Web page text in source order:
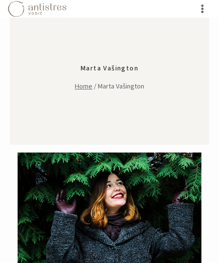
Skip
Marta Vašington
Home/Marta Vašington